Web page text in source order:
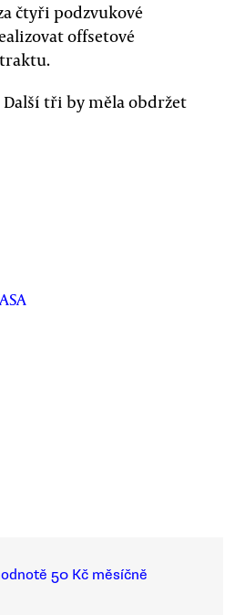
čtyři podzvukové
offsetové
Další tři by měla obdržet
50 Kč měsíčně